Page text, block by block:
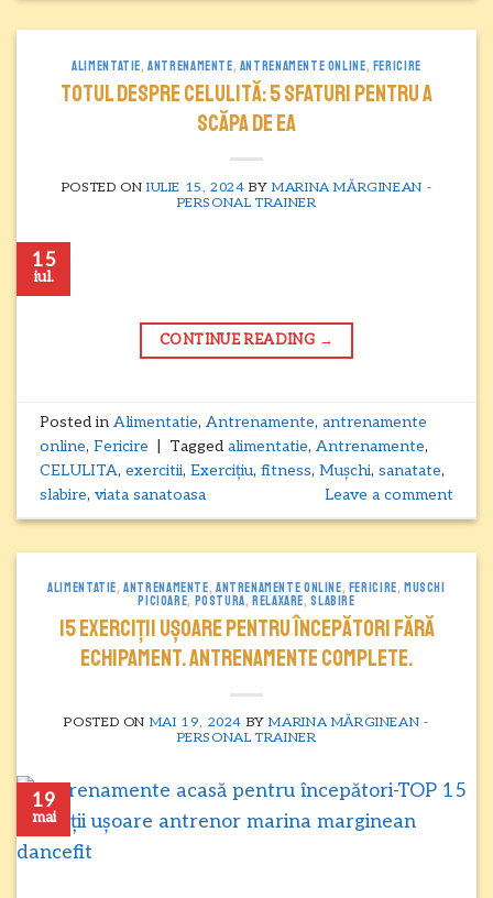
ALIMENTATIE,ANTRENAMENTE,ANTRENAMENTE ONLINE,FERICIRE
Totul despre celulită: 5 sfaturi pentru a
scăpa de ea
POSTED ON IULIE 15, 2024 BYMARINA MĂRGINEAN -
PERSONAL TRAINER
15
iul.
CONTINUE READING →
Posted inAlimentatie,Antrenamente,antrenamente
online,Fericire Taggedalimentatie,Antrenamente,
CELULITA,exercitii,Exercițiu,fitness,Mușchi,sanatate,
slabire,viata sanatoasa Leave a comment
ALIMENTATIE,ANTRENAMENTE,ANTRENAMENTE ONLINE,FERICIRE,MUSCHI
PICIOARE, POSTURA,RELAXARE,SLABIRE
15 exerciții ușoare pentru începători fără
echipament. Antrenamente complete.
POSTED ON MAI 19, 2024 BYMARINA MĂRGINEAN -
PERSONAL TRAINER
19
mai